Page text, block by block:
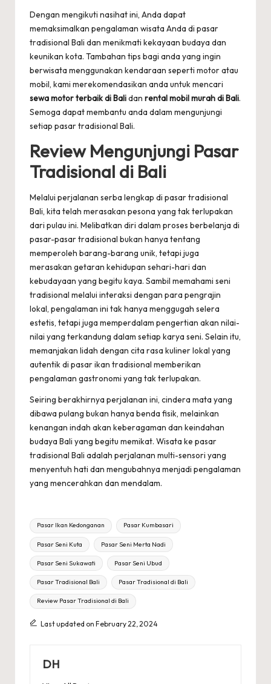
Dengan mengikuti nasihat ini, Anda dapat
memaksimalkan pengalaman wisata Anda di pasar
tradisional Bali dan menikmati kekayaan budaya dan
keunikan kota. Tambahan tips bagi anda yang ingin
berwisata menggunakan kendaraan seperti motor atau
mobil, kami merekomendasikan anda untuk mencari
sewa motor terbaik di Balidan rental mobil murah di Bali.
Semoga dapat membantu anda dalam mengunjungi
setiap pasar tradisional Bali.
Review Mengunjungi Pasar
Tradisional di Bali
Melalui perjalanan serba lengkap di pasar tradisional
Bali, kita telah merasakan pesona yang tak terlupakan
dari pulau ini. Melibatkan diri dalam proses berbelanja di
pasar-pasar tradisional bukan hanya tentang
memperoleh barang-barang unik, tetapi juga
merasakan getaran kehidupan sehari-hari dan
kebudayaan yang begitu kaya. Sambil memahami seni
tradisional melalui interaksi dengan para pengrajin
lokal, pengalaman ini tak hanya menggugah selera
estetis, tetapi juga memperdalam pengertian akan nilai-
nilai yang terkandung dalam setiap karya seni. Selain itu,
memanjakan lidah dengan cita rasa kuliner lokal yang
autentik di pasar ikan tradisional memberikan
pengalaman gastronomi yang tak terlupakan.
Seiring berakhirnya perjalanan ini, cindera mata yang
dibawa pulang bukan hanya benda fisik, melainkan
kenangan indah akan keberagaman dan keindahan
budaya Bali yang begitu memikat. Wisata ke pasar
tradisional Bali adalah perjalanan multi-sensori yang
menyentuh hati dan mengubahnya menjadi pengalaman
yang mencerahkan dan mendalam.
Tags:
Pasar Ikan Kedonganan Pasar Kumbasari
Pasar Seni Kuta Pasar Seni Merta Nadi
Pasar Seni Sukawati Pasar Seni Ubud
Pasar Tradisional Bali Pasar Tradisional di Bali
Review Pasar Tradisional di Bali
Last updated on February 22, 2024
DH